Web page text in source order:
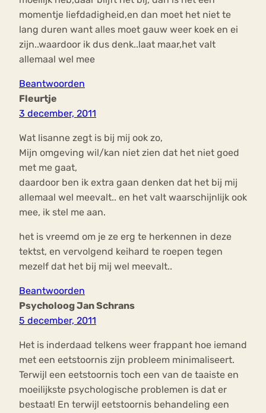
momentje liefdadigheid,en dan moet het niet te
lang duren want alles moet gauw weer koek en ei
zijn..waardoor ik dus denk..laat maar,het valt
allemaal wel mee
Beantwoorden
Fleurtje
3 december, 2011
Wat lisanne zegt is bij mij ook zo,
Mijn omgeving wil/kan niet zien dat het niet goed
met me gaat,
daardoor ben ik extra gaan denken dat het bij mij
allemaal wel meevalt.. en het valt waarschijnlijk ook
mee, ik stel me aan.
het is vreemd om je ze erg te herkennen in deze
tektst, en vervolgend keihard te roepen tegen
mezelf dat het bij mij wel meevalt..
Beantwoorden
Psycholoog Jan Schrans
5 december, 2011
Het is inderdaad telkens weer frappant hoe iemand
met een eetstoornis zijn probleem minimaliseert.
Terwijl een eetstoornis toch een van de taaiste en
moeilijkste psychologische problemen is dat er
bestaat! En terwijl eetstoornis behandeling een